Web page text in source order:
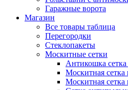
Гаражные ворота
Магазин
Все товары таблица
Перегородки
Стеклопакеты
Москитные сетки
Антикошка
Москитная сетка
Москитная сетка